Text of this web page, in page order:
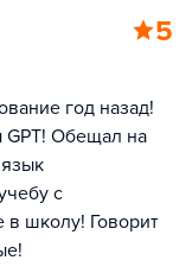
5
год назад!
GPT! Обещал на
с
в школу! Говорит